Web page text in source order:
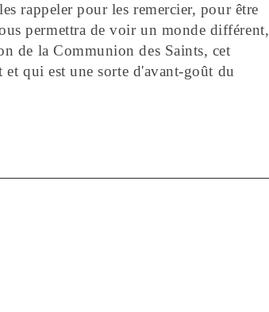
rappeler pour les remercier, pour être
permettra de voir un monde différent,
de la Communion des Saints, cet
et qui est une sorte d'avant-goût du